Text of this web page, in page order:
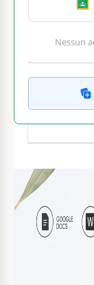
Nessun
COSA
Sezione
Formati
Elenco